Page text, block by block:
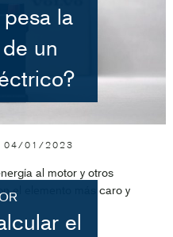
la
un
04/01/2023
al motor y otros
el elemento más caro y
el